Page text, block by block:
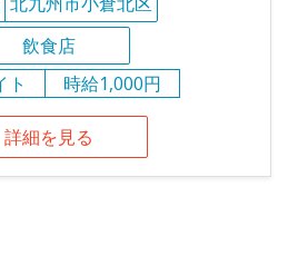
飲食店
ト
時給1,000円
詳細を見る